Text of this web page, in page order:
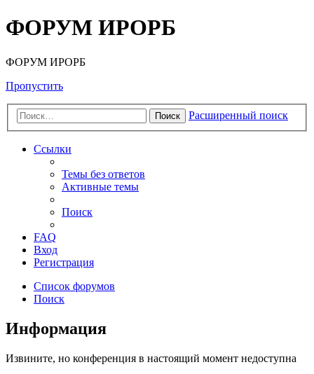
ФОРУМ ИРОРБ
ФОРУМ ИРОРБ
Пропустить
Поиск Расширенный поиск
Ссылки
Темы без ответов
Активные темы
Поиск
FAQ
Вход
Регистрация
Список форумов
Поиск
Информация
Извините, но конференция в настоящий момент недоступна